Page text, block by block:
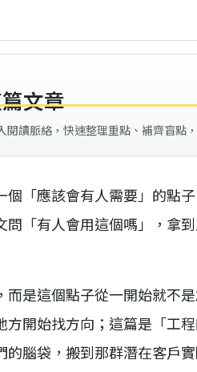
文章
閱讀脈絡，快速整理重點、補齊盲點
個「應該會有人需要」的點
問「有人會用這個嗎」，拿
而是這個點子從一開始就不
方開始找方向；這篇是「工
的腦袋，搬到那群潛在客戶